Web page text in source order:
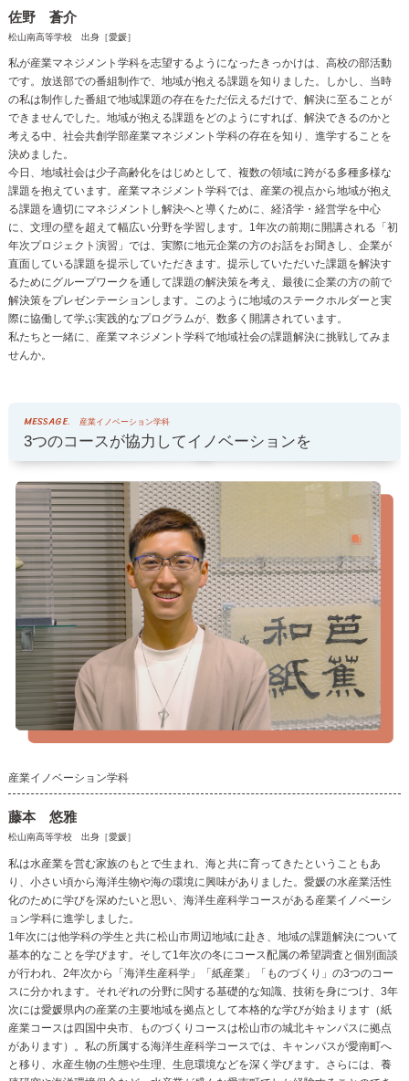
佐野 蒼介
松山南高等学校 出身［愛媛］
私が産業マネジメント学科を志望するようになったきっかけは、高校の部活動
です。放送部での番組制作で、地域が抱える課題を知りました。しかし、当時
の私は制作した番組で地域課題の存在をただ伝えるだけで、解決に至ることが
できませんでした。地域が抱える課題をどのようにすれば、解決できるのかと
考える中、社会共創学部産業マネジメント学科の存在を知り、進学することを
決めました。
今日、地域社会は少子高齢化をはじめとして、複数の領域に跨がる多種多様な
課題を抱えています。産業マネジメント学科では、産業の視点から地域が抱え
る課題を適切にマネジメントし解決へと導くために、経済学・経営学を中心
に、文理の壁を超えて幅広い分野を学習します。1年次の前期に開講される「初
年次プロジェクト演習」では、実際に地元企業の方のお話をお聞きし、企業が
直面している課題を提示していただきます。提示していただいた課題を解決す
るためにグループワークを通して課題の解決策を考え、最後に企業の方の前で
解決策をプレゼンテーションします。このように地域のステークホルダーと実
際に協働して学ぶ実践的なプログラムが、数多く開講されています。
私たちと一緒に、産業マネジメント学科で地域社会の課題解決に挑戦してみま
せんか。
MESSAGE. 産業イノベーション学科
3つのコースが協力してイノベーションを
産業イノベーション学科
藤本 悠雅
松山南高等学校 出身［愛媛］
私は水産業を営む家族のもとで生まれ、海と共に育ってきたということもあ
り、小さい頃から海洋生物や海の環境に興味がありました。愛媛の水産業活性
化のために学びを深めたいと思い、海洋生産科学コースがある産業イノベーシ
ョン学科に進学しました。
1年次には他学科の学生と共に松山市周辺地域に赴き、地域の課題解決について
基本的なことを学びます。そして1年次の冬にコース配属の希望調査と個別面談
が行われ、2年次から「海洋生産科学」「紙産業」「ものづくり」の3つのコー
スに分かれます。それぞれの分野に関する基礎的な知識、技術を身につけ、3年
次には愛媛県内の産業の主要地域を拠点として本格的な学びが始まります（紙
産業コースは四国中央市、ものづくりコースは松山市の城北キャンパスに拠点
があります）。私の所属する海洋生産科学コースでは、キャンパスが愛南町へ
と移り、水産生物の生態や生理、生息環境などを深く学びます。さらには、養